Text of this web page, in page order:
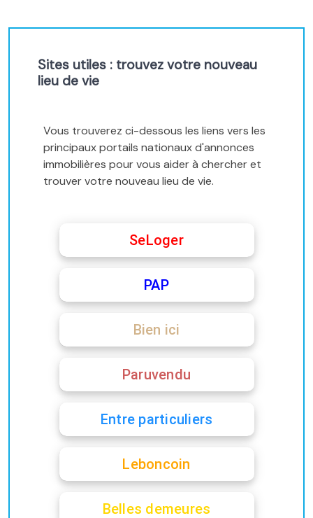
Sites utiles : trouvez votre nouveau
lieu de vie
Vous trouverez ci-dessous les liens vers les
principaux portails nationaux d'annonces
immobilières pour vous aider à chercher et
trouver votre nouveau lieu de vie.
SeLoger
PAP
Bien ici
Paruvendu
Entre particuliers
Leboncoin
Belles demeures